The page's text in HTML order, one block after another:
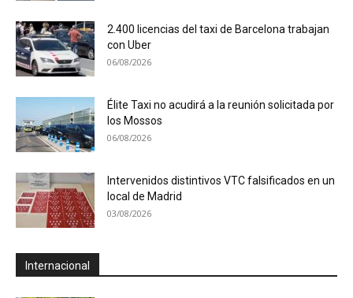
2.400 licencias del taxi de Barcelona trabajan
con Uber
06/08/2026
Élite Taxi no acudirá a la reunión solicitada por
los Mossos
06/08/2026
Intervenidos distintivos VTC falsificados en un
local de Madrid
03/08/2026
Internacional